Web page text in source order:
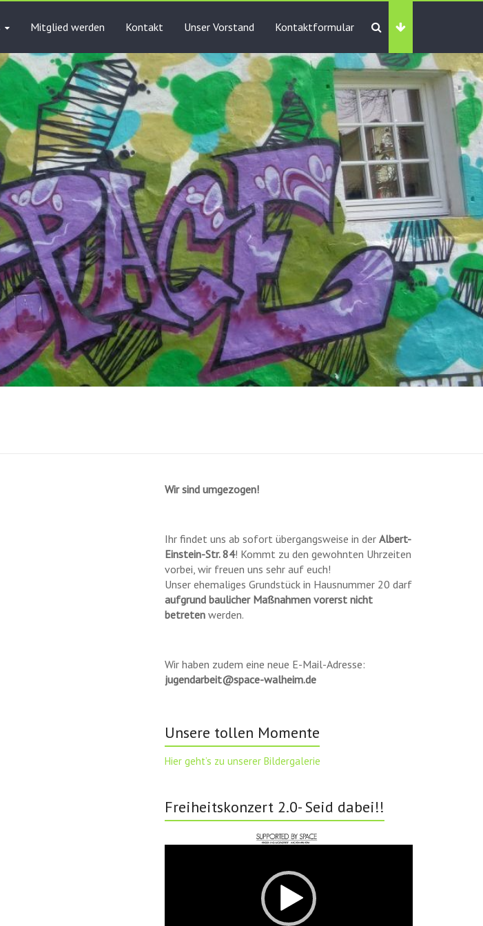
Mitglied werden Kontakt Unser Vorstand Kontaktformular
Wir sind umgezogen!
Ihr findet uns ab sofort übergangsweise in derAlbert-
Einstein-Str. 84! Kommt zu den gewohnten Uhrzeiten
vorbei, wir freuen uns sehr auf euch!
Unser ehemaliges Grundstück in Hausnummer 20 darf
aufgrund baulicher Maßnahmen vorerst nicht
betreten werden.
Wir haben zudem eine neue E-Mail-Adresse:
jugendarbeit@space-walheim.de
Unsere tollen Momente
Hier geht’s zu unserer Bildergalerie
Freiheitskonzert 2.0- Seid dabei!!
Player